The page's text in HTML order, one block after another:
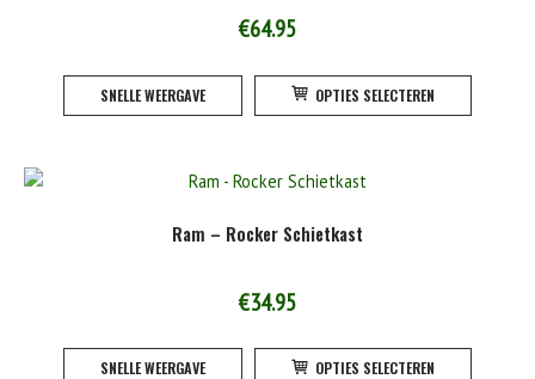
€64.95
SNELLE WEERGAVE OPTIES SELECTEREN
Ram – Rocker Schietkast
€34.95
SNELLE WEERGAVE OPTIES SELECTEREN